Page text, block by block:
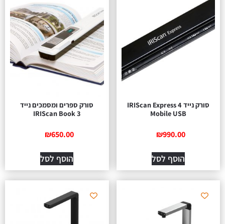
סורק נייד IRIScan Express 4
Mobile USB
₪990.00
הוסף לסל
סורק ספרים ומסמכים נייד
IRIScan Book 3
₪650.00
הוסף לסל